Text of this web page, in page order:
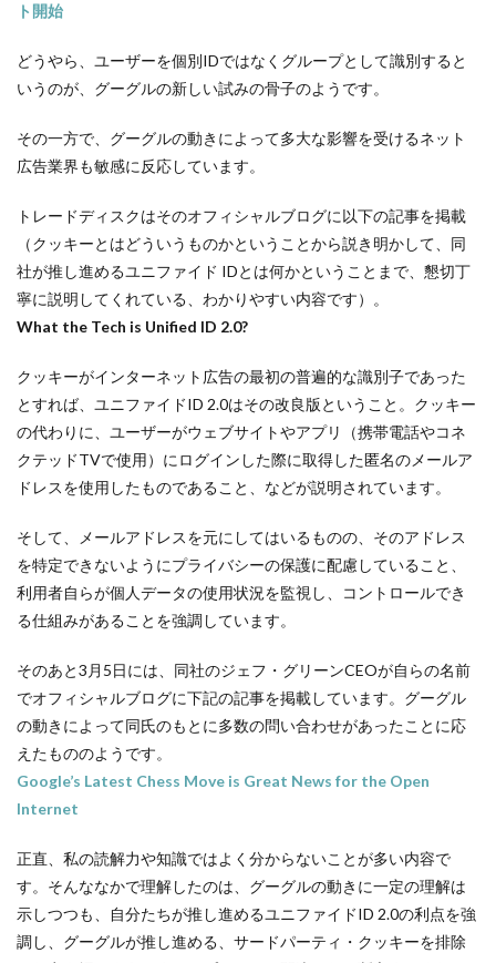
ト開始
どうやら、ユーザーを個別IDではなくグループとして識別すると
いうのが、グーグルの新しい試みの骨子のようです。
その一方で、グーグルの動きによって多大な影響を受けるネット
広告業界も敏感に反応しています。
トレードディスクはそのオフィシャルブログに以下の記事を掲載
（クッキーとはどういうものかということから説き明かして、同
社が推し進めるユニファイド IDとは何かということまで、懇切丁
寧に説明してくれている、わかりやすい内容です）。
What the Tech is Unified ID 2.0?
クッキーがインターネット広告の最初の普遍的な識別子であった
とすれば、ユニファイドID 2.0はその改良版ということ。クッキー
の代わりに、ユーザーがウェブサイトやアプリ（携帯電話やコネ
クテッドTVで使用）にログインした際に取得した匿名のメールア
ドレスを使用したものであること、などが説明されています。
そして、メールアドレスを元にしてはいるものの、そのアドレス
を特定できないようにプライバシーの保護に配慮していること、
利用者自らが個人データの使用状況を監視し、コントロールでき
る仕組みがあることを強調しています。
そのあと3月5日には、同社のジェフ・グリーンCEOが自らの名前
でオフィシャルブログに下記の記事を掲載しています。グーグル
の動きによって同氏のもとに多数の問い合わせがあったことに応
えたもののようです。
Google’s Latest Chess Move is Great News for the Open
Internet
正直、私の読解力や知識ではよく分からないことが多い内容で
す。そんななかで理解したのは、グーグルの動きに一定の理解は
示しつつも、自分たちが推し進めるユニファイドID 2.0の利点を強
調し、グーグルが推し進める、サードパーティ・クッキーを排除